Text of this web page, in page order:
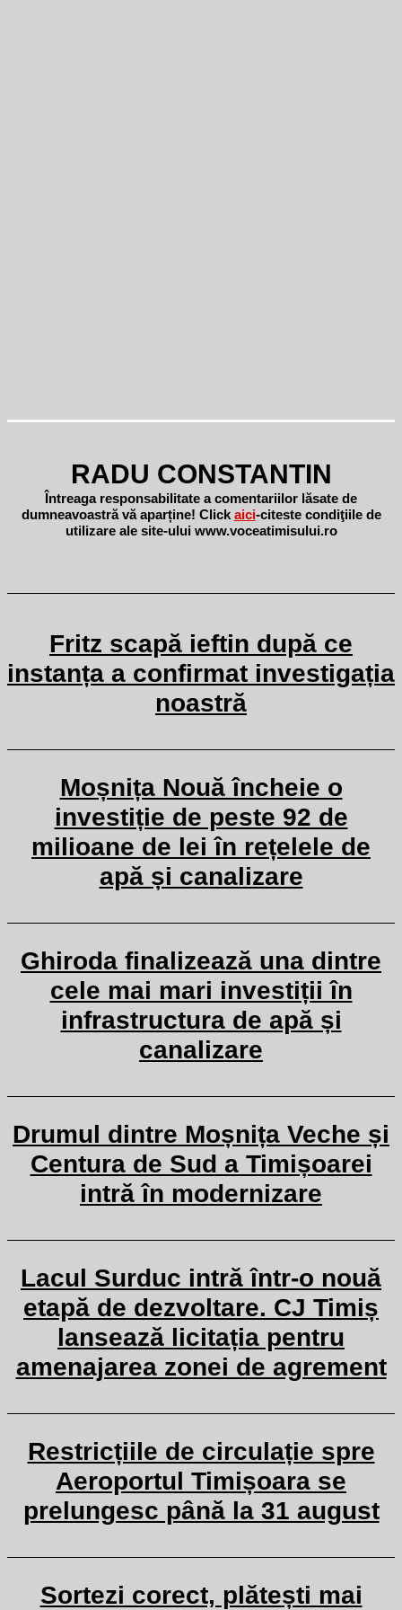
RADU CONSTANTIN
Întreaga responsabilitate a comentariilor lăsate de
dumneavoastră vă aparține! Click aici-citeste condiţiile de
utilizare ale site-ului www.voceatimisului.ro
Fritz scapă ieftin după ce
instanța a confirmat investigația
noastră
Moșnița Nouă încheie o
investiție de peste 92 de
milioane de lei în rețelele de
apă și canalizare
Ghiroda finalizează una dintre
cele mai mari investiții în
infrastructura de apă și
canalizare
Drumul dintre Moșnița Veche și
Centura de Sud a Timișoarei
intră în modernizare
Lacul Surduc intră într-o nouă
etapă de dezvoltare. CJ Timiș
lansează licitația pentru
amenajarea zonei de agrement
Restricțiile de circulație spre
Aeroportul Timișoara se
prelungesc până la 31 august
Sortezi corect, plătești mai